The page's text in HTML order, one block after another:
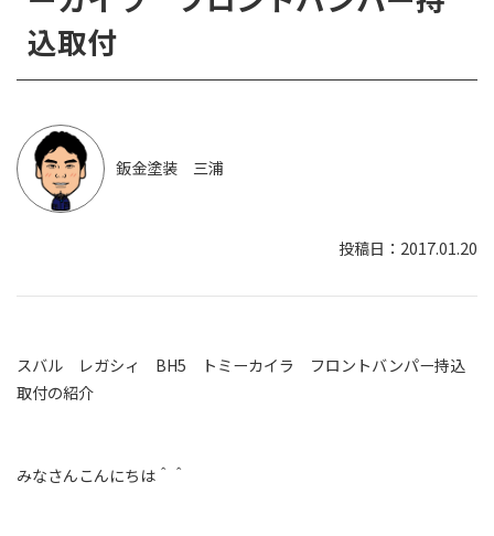
込取付
鈑金塗装 三浦
2017.01.20
スバル レガシィ BH5 トミーカイラ フロントバンパー持込
取付の紹介
みなさんこんにちは＾＾